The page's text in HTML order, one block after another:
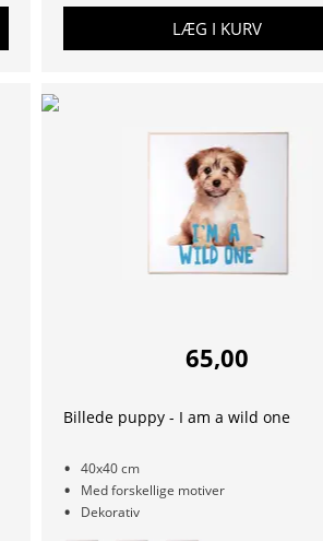
LÆG I KURV
65,00
Billede puppy - I am a wild one
40x40 cm
Med forskellige motiver
Dekorativ